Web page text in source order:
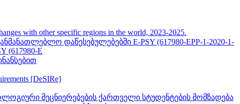
with other specific regions in the world, 2023-2025.
დაწესებულებებში E-PSY (617980-EPP-1-2020-1-
(617980-E
[DeSIRe]
მეცნიერებების ქართველი სტუდენტების მომზადება